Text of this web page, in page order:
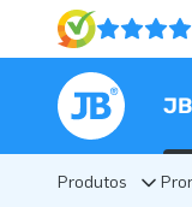
Produtos